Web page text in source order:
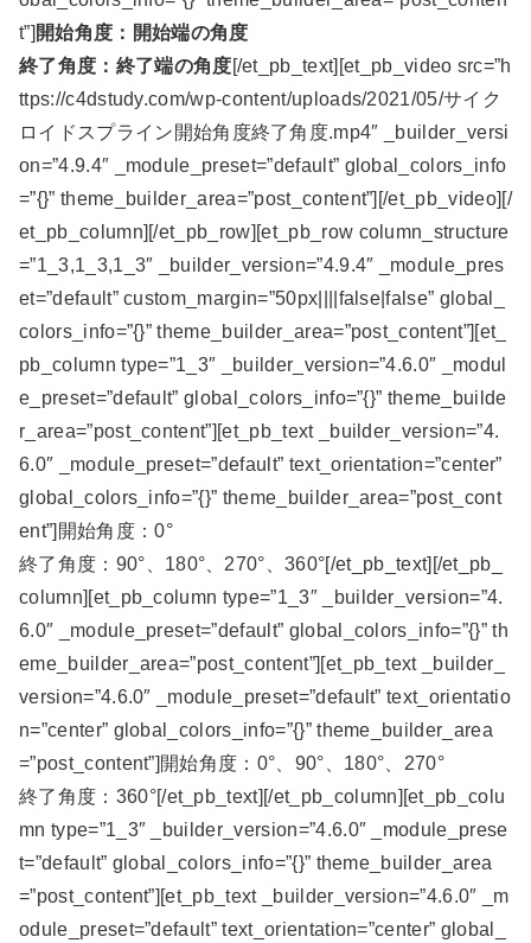
t”] 開始角度：開始端の角度
終了角度：終了端の角度[/et_pb_text][et_pb_video src=”h
ttps://c4dstudy.com/wp-content/uploads/2021/05/サイク
ロイドスプライン開始角度終了角度.mp4″ _builder_versi
on=”4.9.4″ _module_preset=”default” global_colors_info
=”{}” theme_builder_area=”post_content”][/et_pb_video][/
et_pb_column][/et_pb_row][et_pb_row column_structure
=”1_3,1_3,1_3″ _builder_version=”4.9.4″ _module_pres
et=”default” custom_margin=”50px||||false|false” global_
colors_info=”{}” theme_builder_area=”post_content”][et_
pb_column type=”1_3″ _builder_version=”4.6.0″ _modul
e_preset=”default” global_colors_info=”{}” theme_builde
r_area=”post_content”][et_pb_text _builder_version=”4.
6.0″ _module_preset=”default” text_orientation=”center”
global_colors_info=”{}” theme_builder_area=”post_cont
ent”]開始角度：0°
終了角度：90°、180°、270°、360°[/et_pb_text][/et_pb_
column][et_pb_column type=”1_3″ _builder_version=”4.
6.0″ _module_preset=”default” global_colors_info=”{}” th
eme_builder_area=”post_content”][et_pb_text _builder_
version=”4.6.0″ _module_preset=”default” text_orientatio
n=”center” global_colors_info=”{}” theme_builder_area
=”post_content”]開始角度：0°、90°、180°、270°
終了角度：360°[/et_pb_text][/et_pb_column][et_pb_colu
mn type=”1_3″ _builder_version=”4.6.0″ _module_prese
t=”default” global_colors_info=”{}” theme_builder_area
=”post_content”][et_pb_text _builder_version=”4.6.0″ _m
odule_preset=”default” text_orientation=”center” global_